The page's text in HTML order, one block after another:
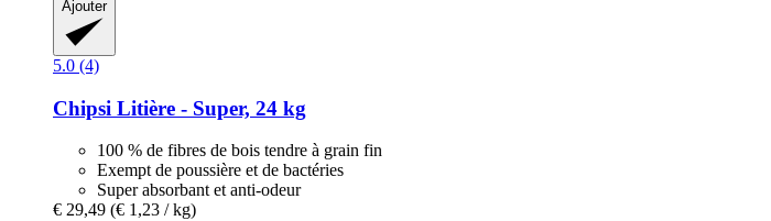
Ajouter
5.0 (4)
Chipsi Litière -​ Super, 24 kg
100 % de fibres de bois tendre à grain fin
Exempt de poussière et de bactéries
Super absorbant et anti-odeur
€ 29,49 (€ 1,23 / kg)